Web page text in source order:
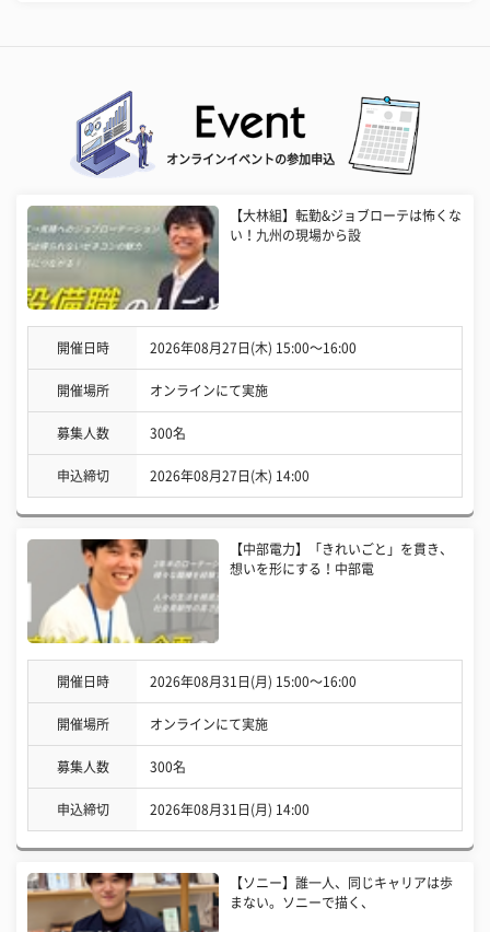
オンラインイベントの参加申込
【大林組】転勤&ジョブローテは怖くな
い！九州の現場から設
開催日時 2026年08月27日(木) 15:00〜16:00
開催場所 オンラインにて実施
募集人数 300名
申込締切 2026年08月27日(木) 14:00
【中部電力】「きれいごと」を貫き、
想いを形にする！中部電
開催日時 2026年08月31日(月) 15:00〜16:00
開催場所 オンラインにて実施
募集人数 300名
申込締切 2026年08月31日(月) 14:00
【ソニー】誰一人、同じキャリアは歩
まない。ソニーで描く、